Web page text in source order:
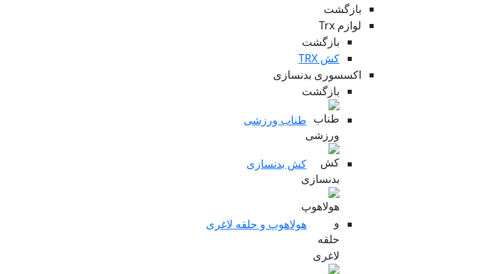
بازگشت
لوازم Trx
بازگشت
کش TRX
اکسسوری بدنسازی
بازگشت
طناب ورزشی
کش بدنسازی
هولاهوپ و حلقه لاغری